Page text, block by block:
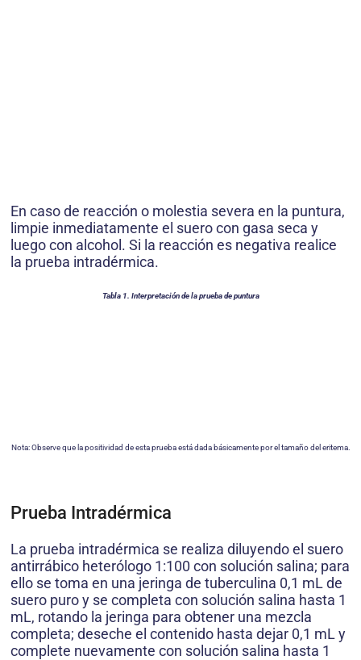
En caso de reacción o molestia severa en la puntura,
limpie inmediatamente el suero con gasa seca y
luego con alcohol. Si la reacción es negativa realice
la prueba intradérmica.
Tabla 1. Interpretación de la prueba de puntura
Nota: Observe que la positividad de esta prueba está dada básicamente por el tamaño del eritema.
Prueba Intradérmica
La prueba intradérmica se realiza diluyendo el suero
antirrábico heterólogo 1:100 con solución salina; para
ello se toma en una jeringa de tuberculina 0,1 mL de
suero puro y se completa con solución salina hasta 1
mL, rotando la jeringa para obtener una mezcla
completa; deseche el contenido hasta dejar 0,1 mL y
complete nuevamente con solución salina hasta 1